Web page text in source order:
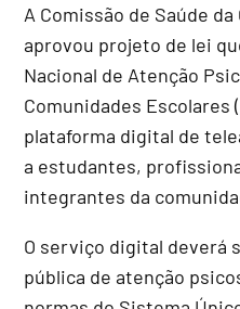
A Comissão de Saúde
aprovou projeto de lei
Nacional de Atenção
Comunidades Escolares (
plataforma digital de
a estudantes,
integrantes da
O serviço digital deverá
pública de atenção